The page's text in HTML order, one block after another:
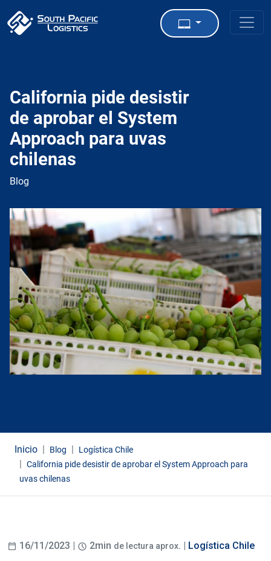
California pide desistir
de aprobar el System
Approach para uvas
chilenas
Blog
Inicio Blog
Logística Chile
California pide desistir de aprobar el System Approach para
uvas chilenas
16/11/2023 | 2min de lectura aprox. | Logística Chile